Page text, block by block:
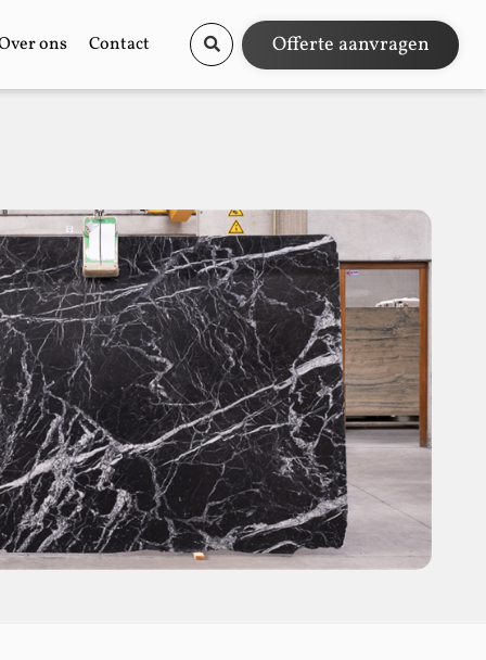
ons Contact Offerte aanvragen